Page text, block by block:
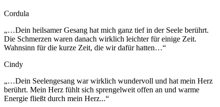
Cordula
„…Dein heilsamer Gesang hat mich ganz tief in der Seele berührt.
Die Schmerzen waren danach wirklich leichter für einige Zeit.
Wahnsinn für die kurze Zeit, die wir dafür hatten…“
Cindy
„…Dein Seelengesang war wirklich wundervoll und hat mein Herz
berührt. Mein Herz fühlt sich sprengelweit offen an und warme
Energie fließt durch mein Herz...“